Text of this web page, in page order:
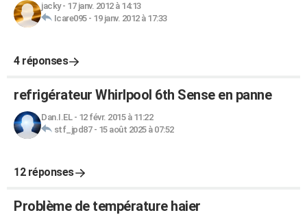
jacky- 17 janv. 2012 à 14:13
Icare095- 19 janv. 2012 à 17:33
4 réponses
refrigérateur Whirlpool 6th Sense en panne
Dan.I.EL- 12 févr. 2015 à 11:22
stf_jpd87- 15 août 2025 à 07:52
12 réponses
Problème de température haier